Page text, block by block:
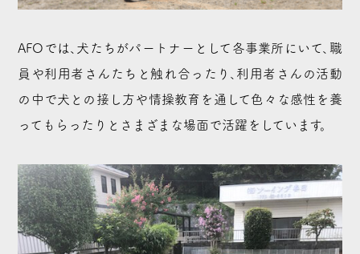
AFOでは、犬たちがパートナーとして各事業所にいて、職
員や利用者さんたちと触れ合ったり、利用者さんの活動
の中で犬との接し方や情操教育を通して色々な感性を養
ってもらったりとさまざまな場面で活躍をしています。